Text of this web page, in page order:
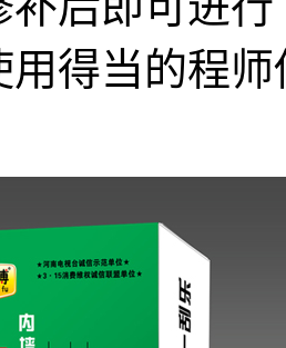
用得当的程